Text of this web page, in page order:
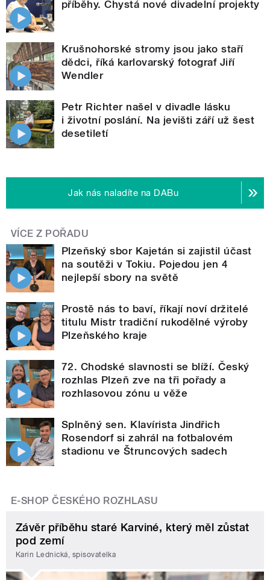
příběhy. Chystá nové divadelní projekty
Krušnohorské stromy jsou jako staří
dědci, říká karlovarský fotograf Jiří
Wendler
Petr Richter našel v divadle lásku
i životní poslání. Na jevišti září už šest
desetiletí
Jak nás naladíte na DABu
VÍCE Z POŘADU
Plzeňský sbor Kajetán si zajistil účast
na soutěži v Tokiu. Pojedou jen 4
nejlepší sbory na světě
Prostě nás to baví, říkají noví držitelé
titulu Mistr tradiční rukodělné výroby
Plzeňského kraje
72. Chodské slavnosti se blíží. Český
rozhlas Plzeň zve na tři pořady a
rozhlasovou zónu u věže
Splněný sen. Klavírista Jindřich
Rosendorf si zahrál na fotbalovém
stadionu ve Štruncových sadech
E-SHOP ČESKÉHO ROZHLASU
Závěr příběhu staré Karviné, který měl zůstat
pod zemí
Karin Lednická, spisovatelka